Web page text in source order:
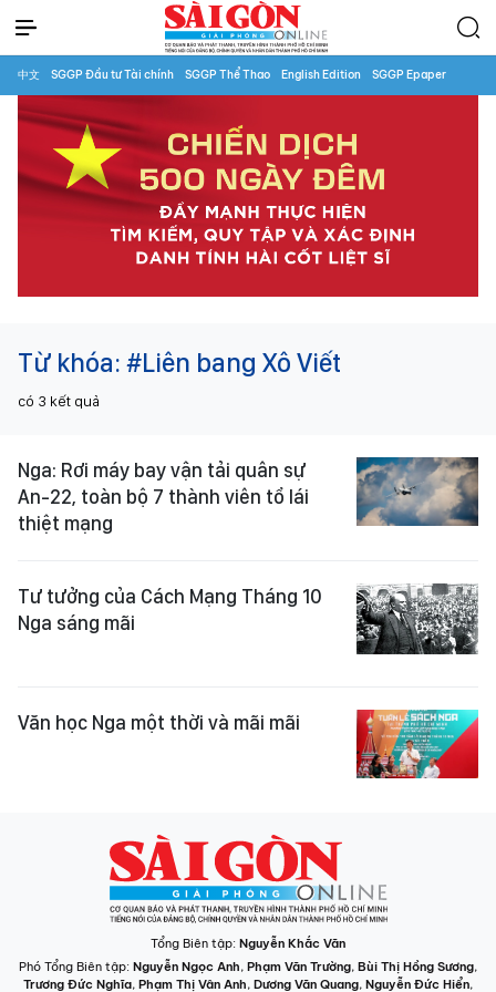
中文 SGGP Đầu tư Tài chính SGGP Thể Thao English Edition SGGP Epaper
Từ khóa: #Liên bang Xô Viết
có 3 kết quả
Nga: Rơi máy bay vận tải quân sự
An-22, toàn bộ 7 thành viên tổ lái
thiệt mạng
Tư tưởng của Cách Mạng Tháng 10
Nga sáng mãi
Văn học Nga một thời và mãi mãi
Tổng Biên tập: Nguyễn Khắc Văn
Phó Tổng Biên tập: Nguyễn Ngọc Anh, Phạm Văn Trường, Bùi Thị Hồng Sương,
Trương Đức Nghĩa, Phạm Thị Vân Anh, Dương Văn Quang, Nguyễn Đức Hiển,